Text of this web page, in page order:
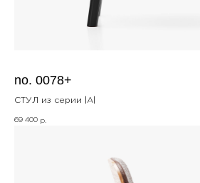
no. 0078+
СТУЛ из серии |A|
69 400 р.